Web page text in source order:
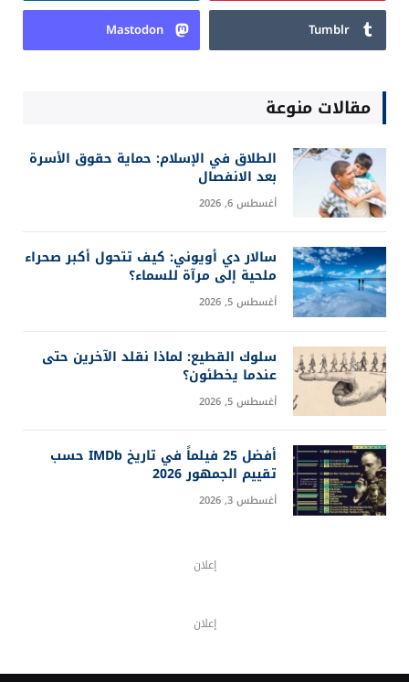
Tumblr
Mastodon
مقالات منوعة
الطلاق في الإسلام: حماية حقوق الأسرة
بعد الانفصال
أغسطس 6, 2026
سالار دي أويوني: كيف تتحول أكبر صحراء
ملحية إلى مرآة للسماء؟
أغسطس 5, 2026
سلوك القطيع: لماذا نقلد الآخرين حتى
عندما يخطئون؟
أغسطس 5, 2026
أفضل 25 فيلماً في تاريخ IMDb حسب
تقييم الجمهور 2026
أغسطس 3, 2026
إعلان
إعلان